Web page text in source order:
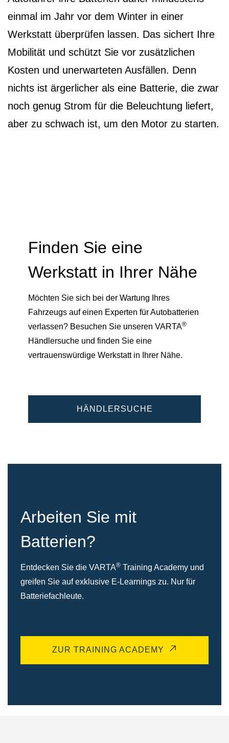
einmal im Jahr vor dem Winter in einer
Werkstatt überprüfen lassen. Das sichert Ihre
Mobilität und schützt Sie vor zusätzlichen
Kosten und unerwarteten Ausfällen. Denn
nichts ist ärgerlicher als eine Batterie, die zwar
noch genug Strom für die Beleuchtung liefert,
aber zu schwach ist, um den Motor zu starten.
Finden Sie eine
Werkstatt in Ihrer Nähe
Möchten Sie sich bei der Wartung Ihres
Fahrzeugs auf einen Experten für Autobatterien
verlassen? Besuchen Sie unseren VARTA®
Händlersuche und finden Sie eine
vertrauenswürdige Werkstatt in Ihrer Nähe.
HÄNDLERSUCHE
Arbeiten Sie mit
Batterien?
Entdecken Sie die VARTA® Training Academy und
greifen Sie auf exklusive E-Learnings zu. Nur für
Batteriefachleute.
ZUR TRAINING ACADEMY